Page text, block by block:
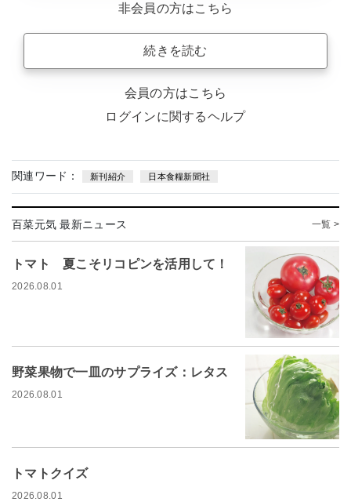
非会員の方はこちら
続きを読む
会員の方はこちら
ログインに関するヘルプ
関連ワード： 新刊紹介 日本食糧新聞社
百菜元気 最新ニュース 一覧 >
トマト 夏こそリコピンを活用して！
2026.08.01
野菜果物で一皿のサプライズ：レタス
2026.08.01
トマトクイズ
2026.08.01